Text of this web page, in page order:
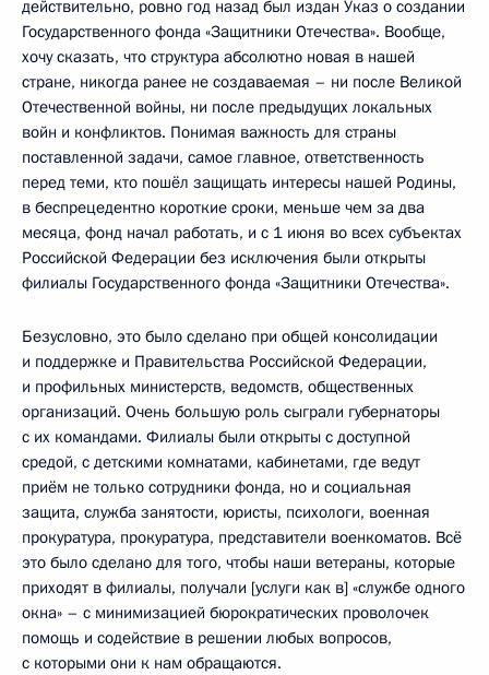
действительно, ровно год назад был издан Указ о создании
Государственного фонда «Защитники Отечества». Вообще,
хочу сказать, что структура абсолютно новая в нашей
стране, никогда ранее не создаваемая – ни после Великой
Отечественной войны, ни после предыдущих локальных
войн и конфликтов. Понимая важность для страны
поставленной задачи, самое главное, ответственность
перед теми, кто пошёл защищать интересы нашей Родины,
в беспрецедентно короткие сроки, меньше чем за два
месяца, фонд начал работать, и с 1 июня во всех субъектах
Российской Федерации без исключения были открыты
филиалы Государственного фонда «Защитники Отечества».
Безусловно, это было сделано при общей консолидации
и поддержке и Правительства Российской Федерации,
и профильных министерств, ведомств, общественных
организаций. Очень большую роль сыграли губернаторы
с их командами. Филиалы были открыты с доступной
средой, с детскими комнатами, кабинетами, где ведут
приём не только сотрудники фонда, но и социальная
защита, служба занятости, юристы, психологи, военная
прокуратура, прокуратура, представители военкоматов. Всё
это было сделано для того, чтобы наши ветераны, которые
приходят в филиалы, получали [услуги как в] «службе одного
окна» – с минимизацией бюрократических проволочек
помощь и содействие в решении любых вопросов,
с которыми они к нам обращаются.